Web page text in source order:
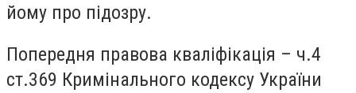
йому про підозру.
Попередня правова кваліфікація – ч.4
ст.369 Кримінального кодексу України